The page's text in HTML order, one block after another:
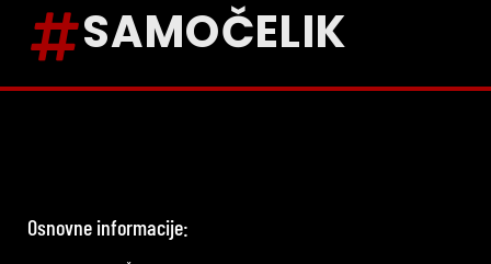
SAMOČELIK
Osnovne informacije: